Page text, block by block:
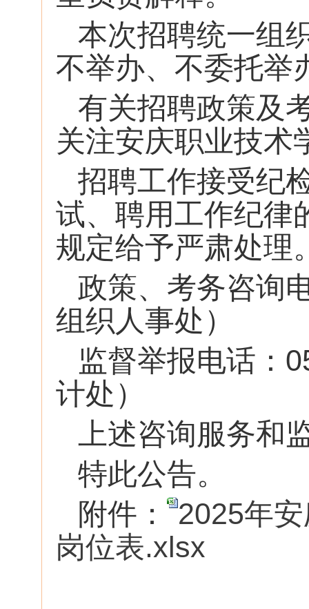
本次招聘统一组
不举办、不委托举
有关招聘政策及
关注安庆职业技术
招聘工作接受纪
试、聘用工作纪律
规定给予严肃处理
政策、考务咨询
组织人事处）
监督举报电话：
计处）
上述咨询服务和
特此公告。
附件：
2025年
岗位表.xlsx